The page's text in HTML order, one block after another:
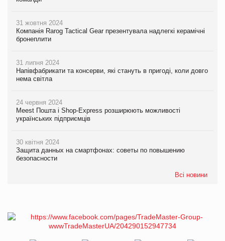
31 жовтня 2024
Компанія Rarog Tactical Gear презентувала надлегкі керамічні
бронеплити
31 липня 2024
Напівфабрикати та консерви, які стануть в пригоді, коли довго
нема світла
24 червня 2024
Meest Пошта і Shop-Express розширюють можливості
українських підприємців
30 квітня 2024
Защита данных на смартфонах: советы по повышению
безопасности
Всі новини